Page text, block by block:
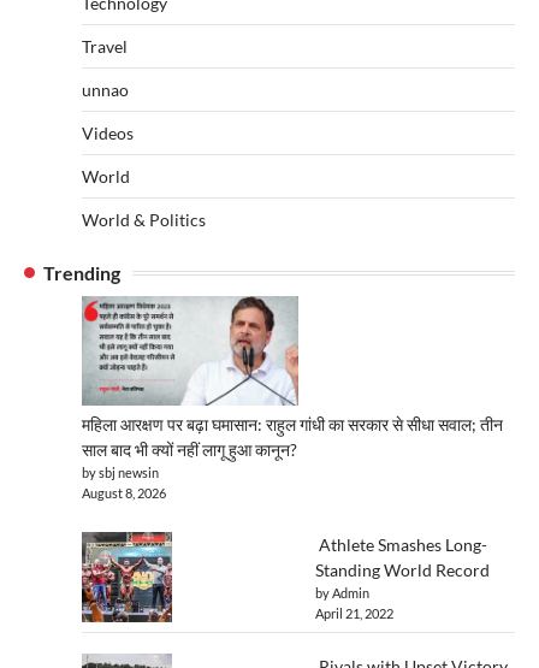
Travel
unnao
Videos
World
World & Politics
Trending
महिला आरक्षण पर बढ़ा घमासान: राहुल गांधी का सरकार से सीधा सवाल; तीन
साल बाद भी क्यों नहीं लागू हुआ कानून?
by sbj newsin
August 8, 2026
Athlete Smashes Long-
Standing World Record
by Admin
April 21, 2022